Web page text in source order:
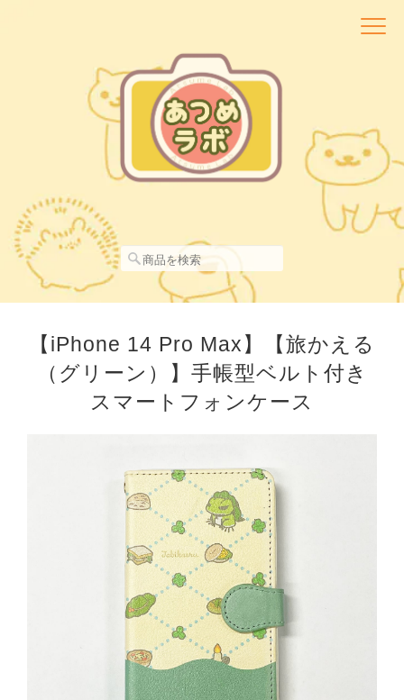
【iPhone 14 Pro Max】【旅かえる
（グリーン）】手帳型ベルト付き
スマートフォンケース